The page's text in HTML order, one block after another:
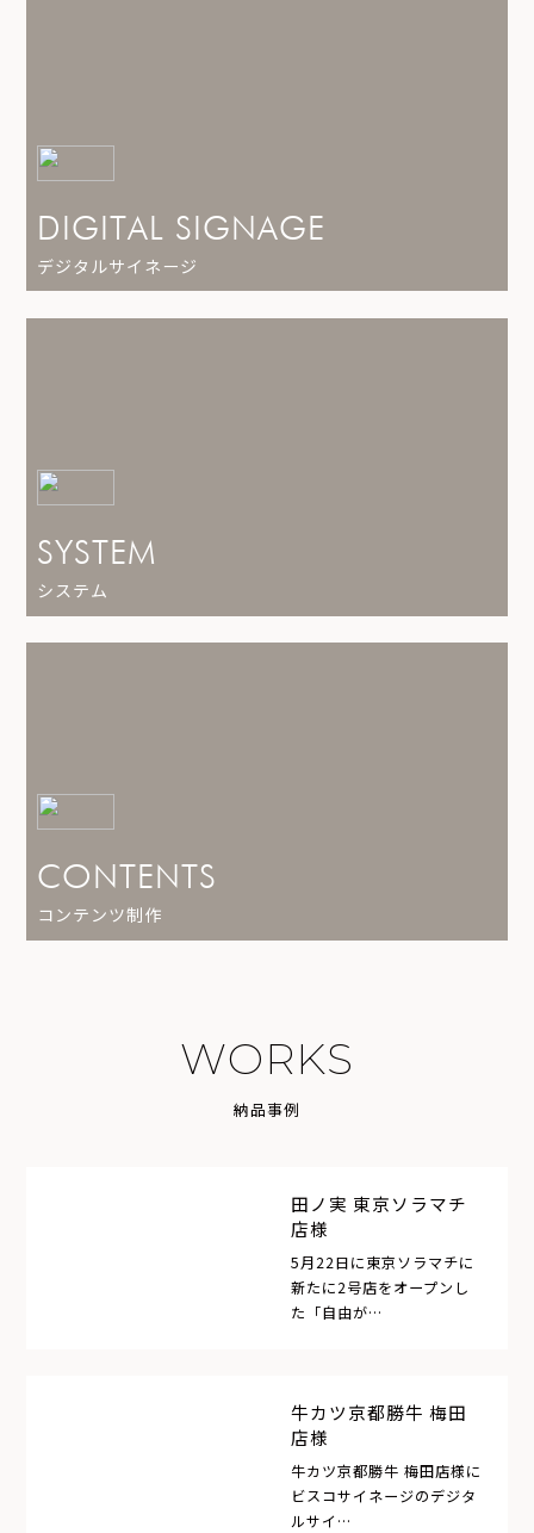
DIGITAL SIGNAGE
デジタルサイネージ
SYSTEM
システム
CONTENTS
コンテンツ制作
WORKS
納品事例
田ノ実 東京ソラマチ
店様
5月22日に東京ソラマチに
新たに2号店をオープンし
た「自由が…
牛カツ京都勝牛 梅田
店様
牛カツ京都勝牛 梅田店様に
ビスコサイネージのデジタ
ルサイ…